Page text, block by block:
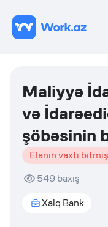
Maliyyə
və
şöbəsinin
Elanın vaxtı
549baxış
Xalq Bank